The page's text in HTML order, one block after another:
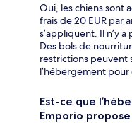
Oui, les chiens sont
frais de 20 EUR par
s’appliquent. Il n’y a
Des bols de
restrictions peuvent
l’hébergement
Est-ce que
Emporio